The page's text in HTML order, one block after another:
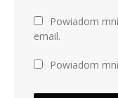
Powiadom
email.
Powiadom